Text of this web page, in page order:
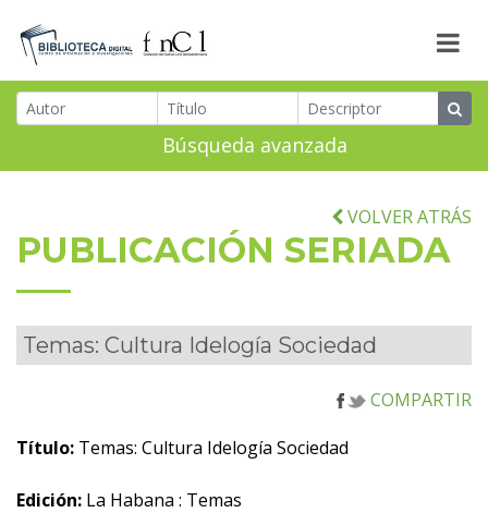
Búsqueda avanzada
VOLVER ATRÁS
PUBLICACIÓN SERIADA
Temas: Cultura Idelogía Sociedad
COMPARTIR
Título: Temas: Cultura Idelogía Sociedad
Edición: La Habana : Temas